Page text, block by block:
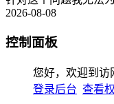
2026-08-08
控制面板
您好，欢迎到访
登录后台 查看